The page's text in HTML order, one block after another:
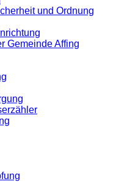
und Ordnung
Gemeinde Affing